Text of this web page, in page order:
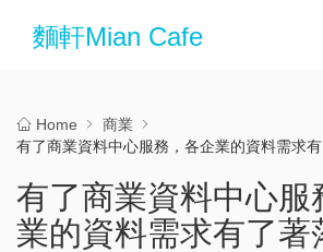
麵軒Mian Cafe
Home
商業
有了商業資料中心服務，各企業的資料需求
有了商業資料中心服
業的資料需求有了著